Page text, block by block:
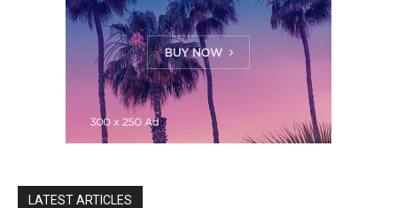
LATEST ARTICLES